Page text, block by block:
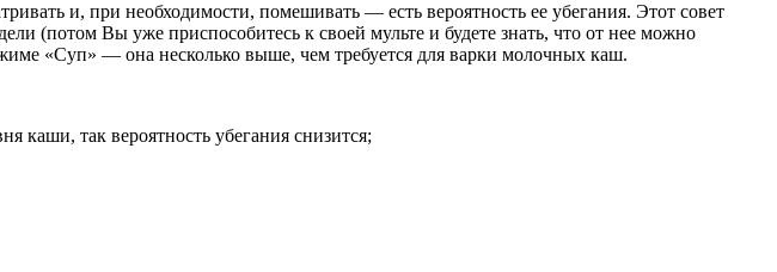
и, при необходимости, помешивать — есть вероятность ее убегания. Этот совет
(потом Вы уже приспособитесь к своей мульте и будете знать, что от нее можно
«Суп» — она несколько выше, чем требуется для варки молочных каш.
так вероятность убегания снизится;